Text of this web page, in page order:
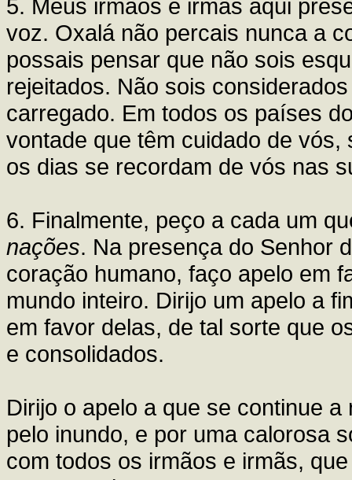
5. Meus irmãos e irmãs aqui
voz. Oxalá não percais nunca a
possais pensar que não sois
rejeitados. Não sois
carregado. Em todos os países
vontade que têm cuidado de
os dias se recordam de vós nas
6. Finalmente, peço a cada um
nações. Na presença do Senhor
coração humano, faço apelo em
mundo inteiro. Dirijo um apelo a
em favor delas, de tal sorte que
e consolidados.
Dirijo o apelo a que se continue
pelo inundo, e por uma calorosa
com todos os irmãos e irmãs,